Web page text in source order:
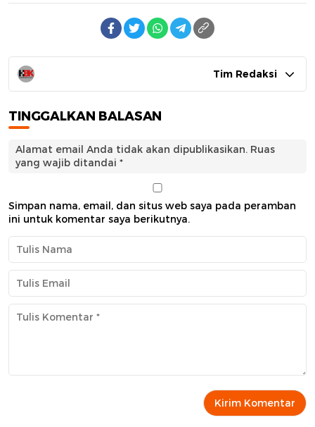
Tim Redaksi
TINGGALKAN BALASAN
Alamat email Anda tidak akan dipublikasikan. Ruas
yang wajib ditandai *
Simpan nama, email, dan situs web saya pada peramban
ini untuk komentar saya berikutnya.